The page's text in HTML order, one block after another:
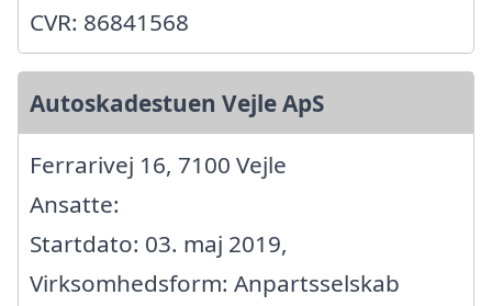
CVR: 86841568
Autoskadestuen Vejle ApS
Ferrarivej 16, 7100 Vejle
Ansatte:
Startdato: 03. maj 2019,
Virksomhedsform: Anpartsselskab